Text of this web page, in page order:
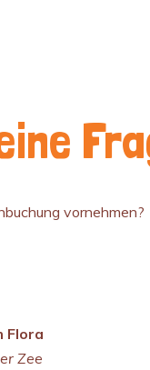
vornehmen?
Flora
Zee